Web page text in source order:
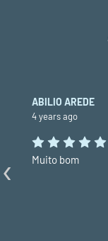
ABILIO AREDE
4 years ago
Muito bom
‹